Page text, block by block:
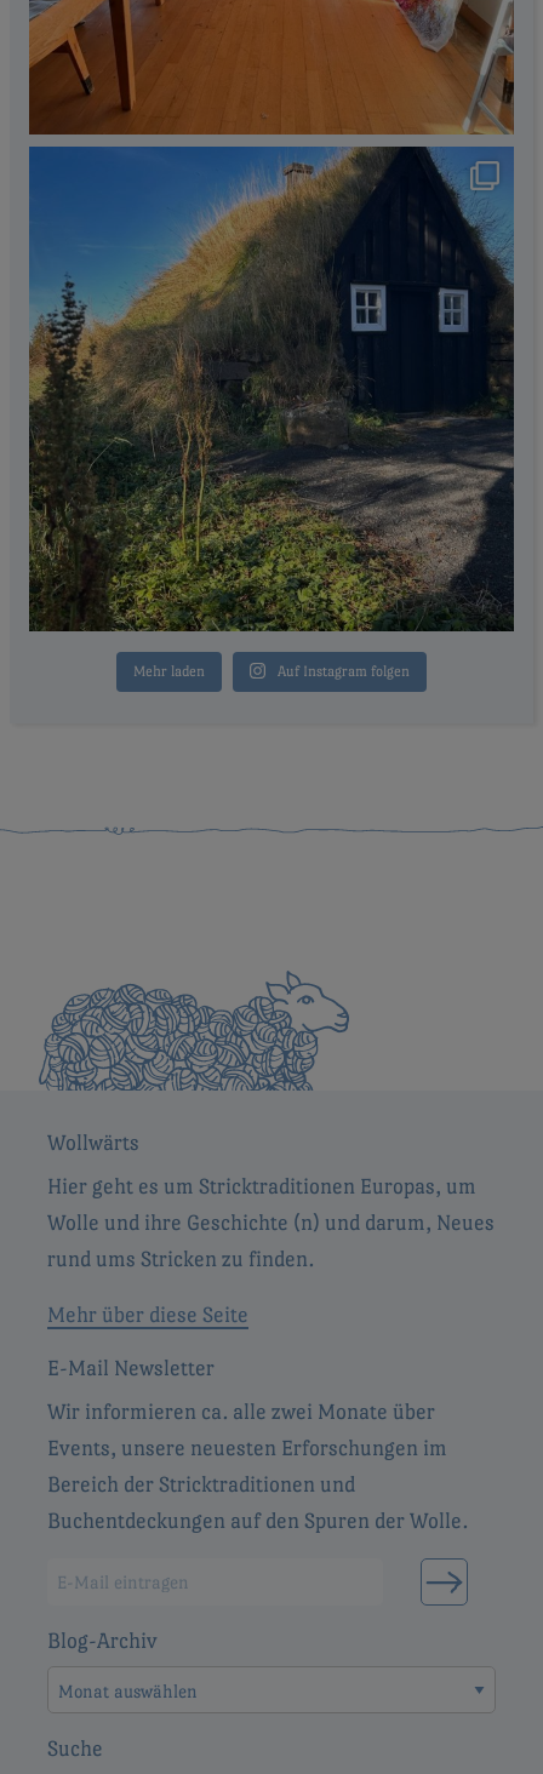
Mehr laden Auf Instagram folgen
Wollwärts
Hier geht es um Stricktraditionen Europas, um
Wolle und ihre Geschichte (n) und darum, Neues
rund ums Stricken zu finden.
Mehr über diese Seite
E-Mail Newsletter
Wir informieren ca. alle zwei Monate über
Events, unsere neuesten Erforschungen im
Bereich der Stricktraditionen und
Buchentdeckungen auf den Spuren der Wolle.
Blog-Archiv
Blog-
Archiv
Suche